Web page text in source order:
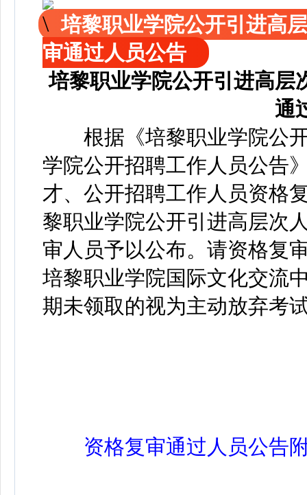
培黎职业学院公开引进高
审通过人员公告
培黎职业学院公开引进高层
通
根据《培黎职业学院公开
学院公开招聘工作人员公告
才、公开招聘工作人员资格
黎职业学院公开引进高层次
审人员予以公布。请资格复
培黎职业学院国际文化交流
期未领取的视为主动放弃考
资格复审通过人员公告附